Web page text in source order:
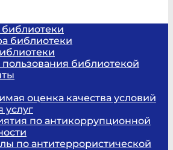
библиотеки
библиотекой
оценка качества условий
услуг
по антикоррупционной
по антитеррористической